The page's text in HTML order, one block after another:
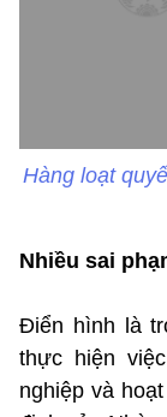
Hàng loạt
Nhiều sai
Điển hình là
thực hiện
nghiệp và